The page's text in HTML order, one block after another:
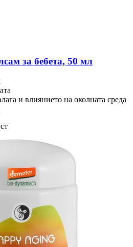
за бебета, 50 мл
и влиянието на околната среда